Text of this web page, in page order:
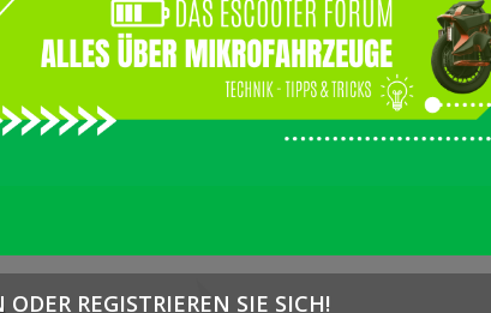
REGISTRIEREN SIE SICH!